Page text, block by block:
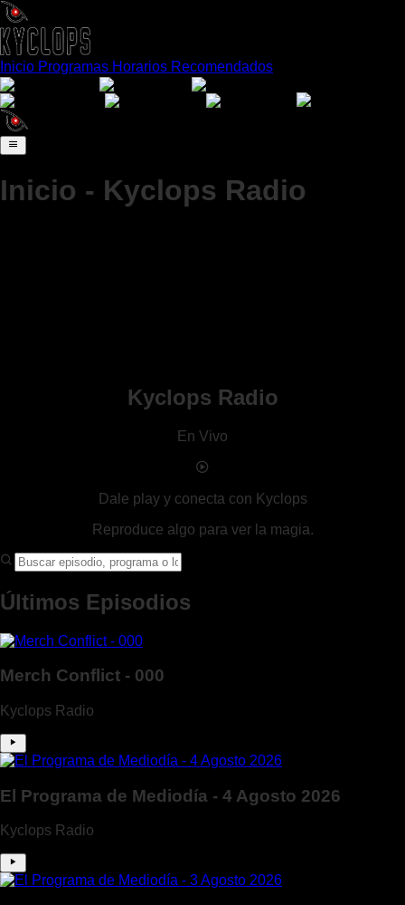
Inicio Programas Horarios Recomendados
Inicio - Kyclops Radio
Kyclops Radio
En Vivo
Dale play y conecta con Kyclops
Reproduce algo para ver la magia.
Últimos Episodios
Merch Conflict - 000
Kyclops Radio
El Programa de Mediodía - 4 Agosto 2026
Kyclops Radio